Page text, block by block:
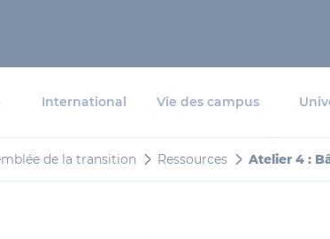
International Vie des campus
de la transition Ressources Atelier 4 :